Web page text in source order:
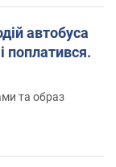
автобуса
поплатився.
та образ